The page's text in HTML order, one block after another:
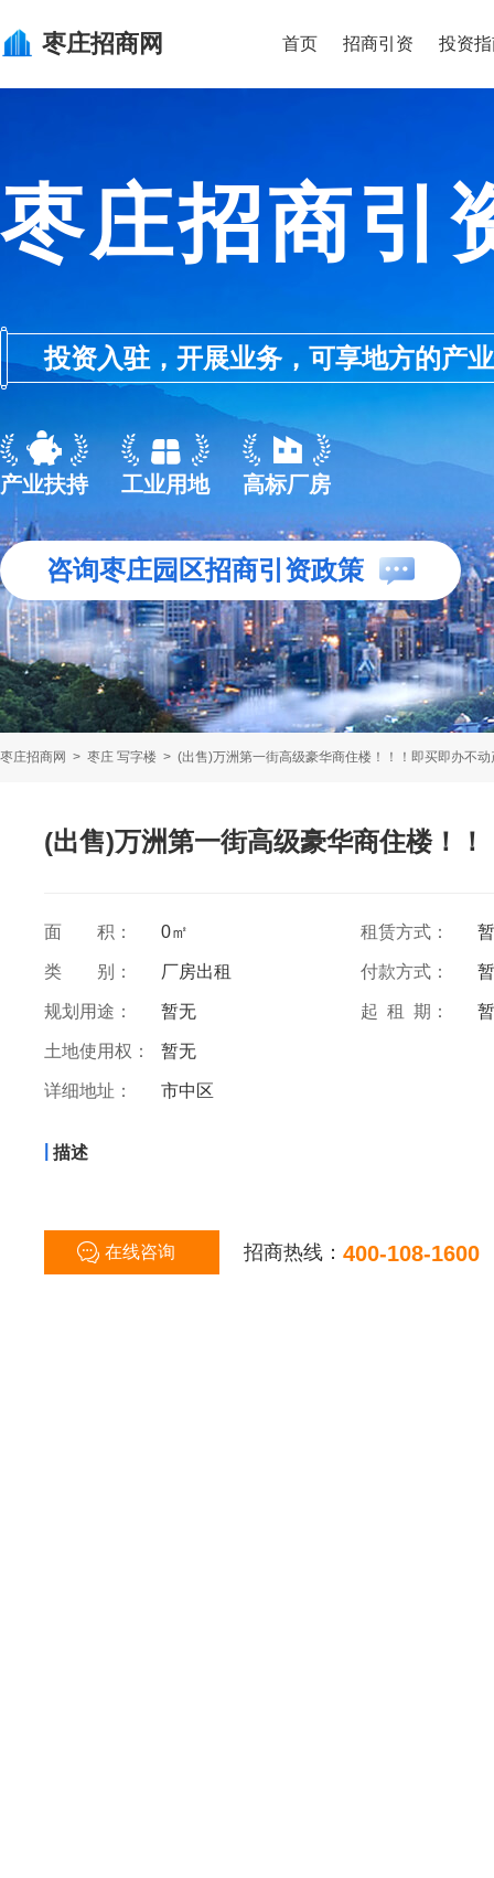
枣庄招商网 首页 招商引资 投资
枣庄招商引
投资入驻，开展业务，可享地方的产
产业扶持 工业用地 高标厂房
咨询枣庄园区招商引资政策
枣庄招商网 > 枣庄 写字楼 > (出售)万洲第一街高级豪华商住楼！！！即买即办不动
(出售)万洲第一街高级豪华商住楼！
面 积： 0㎡ 租赁方式：
类 别： 厂房出租 付款方式：
规划用途： 暂无 起 租 期：
土地使用权： 暂无
详细地址： 市中区
描述
在线咨询 招商热线： 400-108-1600